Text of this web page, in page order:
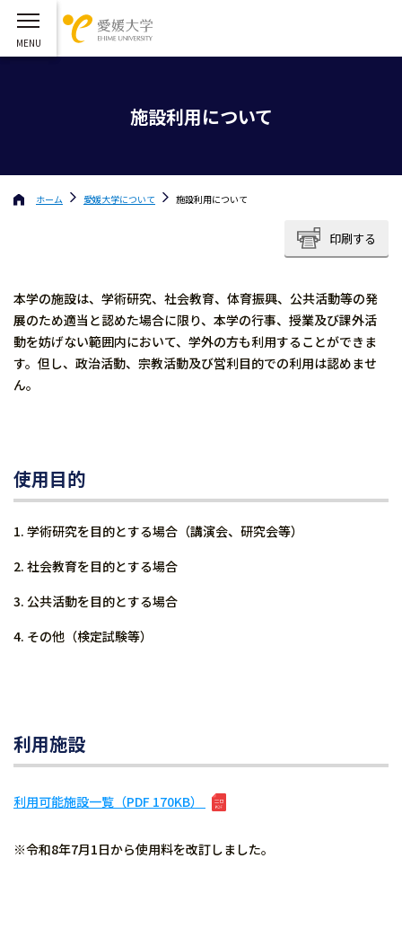
施設利用について
ホーム 愛媛大学について 施設利用について
印刷する
本学の施設は、学術研究、社会教育、体育振興、公共活動等の発
展のため適当と認めた場合に限り、本学の行事、授業及び課外活
動を妨げない範囲内において、学外の方も利用することができま
す。但し、政治活動、宗教活動及び営利目的での利用は認めませ
ん。
使用目的
学術研究を目的とする場合（講演会、研究会等）
社会教育を目的とする場合
公共活動を目的とする場合
その他（検定試験等）
利用施設
利用可能施設一覧（PDF 170KB）
※令和8年7月1日から使用料を改訂しました。